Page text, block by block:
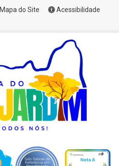
Mapa do Site
Acessibilidade